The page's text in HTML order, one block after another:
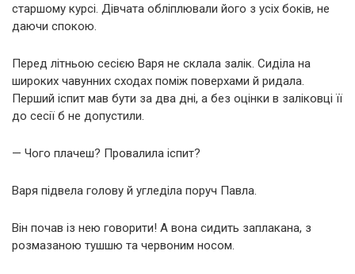
старшому курсі. Дівчата обліплювали його з усіх боків, не
даючи спокою.
Перед літньою сесією Варя не склала залік. Сиділа на
широких чавунних сходах поміж поверхами й ридала.
Перший іспит мав бути за два дні, а без оцінки в заліковці її
до сесії б не допустили.
— Чого плачеш? Провалила іспит?
Варя підвела голову й угледіла поруч Павла.
Він почав із нею говорити! А вона сидить заплакана, з
розмазаною тушшю та червоним носом.